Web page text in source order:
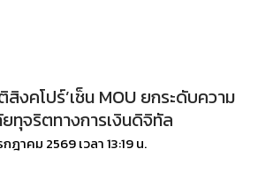
งคโปร์’เช็น MOU ยกระดับความ
ทุจริตทางการเงินดิจิทัล
ฎาคม 2569 เวลา 13:19 น.